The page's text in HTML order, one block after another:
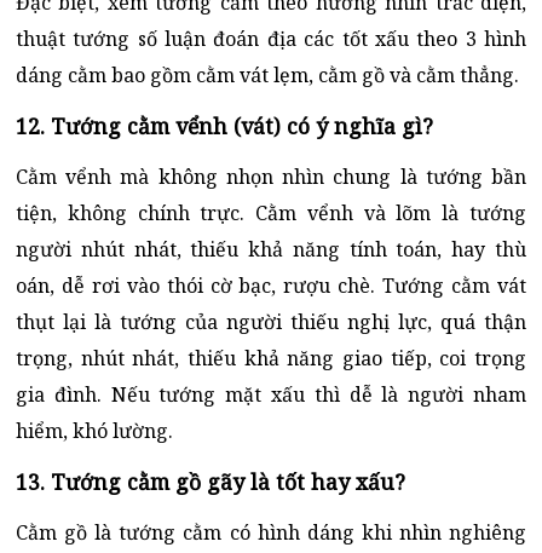
thuật tướng số luận đoán địa các tốt xấu theo 3 hình
dáng cằm bao gồm cằm vát lẹm, cằm gồ và cằm thẳng.
12. Tướng cằm vểnh (vát) có ý nghĩa gì?
Cằm vểnh mà không nhọn nhìn chung là tướng bần
tiện, không chính trực. Cằm vểnh và lõm là tướng
người nhút nhát, thiếu khả năng tính toán, hay thù
oán, dễ rơi vào thói cờ bạc, rượu chè. Tướng cằm vát
thụt lại là tướng của người thiếu nghị lực, quá thận
trọng, nhút nhát, thiếu khả năng giao tiếp, coi trọng
gia đình. Nếu tướng mặt xấu thì dễ là người nham
hiểm, khó lường.
13. Tướng cằm gồ gãy là tốt hay xấu?
Cằm gồ là tướng cằm có hình dáng khi nhìn nghiêng